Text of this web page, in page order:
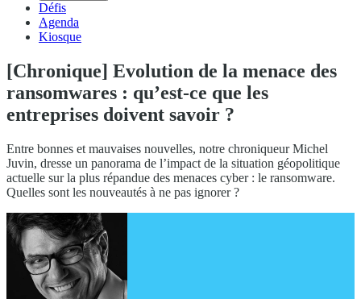
Défis
Agenda
Kiosque
[Chronique] Evolution de la menace des
ransomwares : qu’est-ce que les
entreprises doivent savoir ?
Entre bonnes et mauvaises nouvelles, notre chroniqueur Michel
Juvin, dresse un panorama de l’impact de la situation géopolitique
actuelle sur la plus répandue des menaces cyber : le ransomware.
Quelles sont les nouveautés à ne pas ignorer ?